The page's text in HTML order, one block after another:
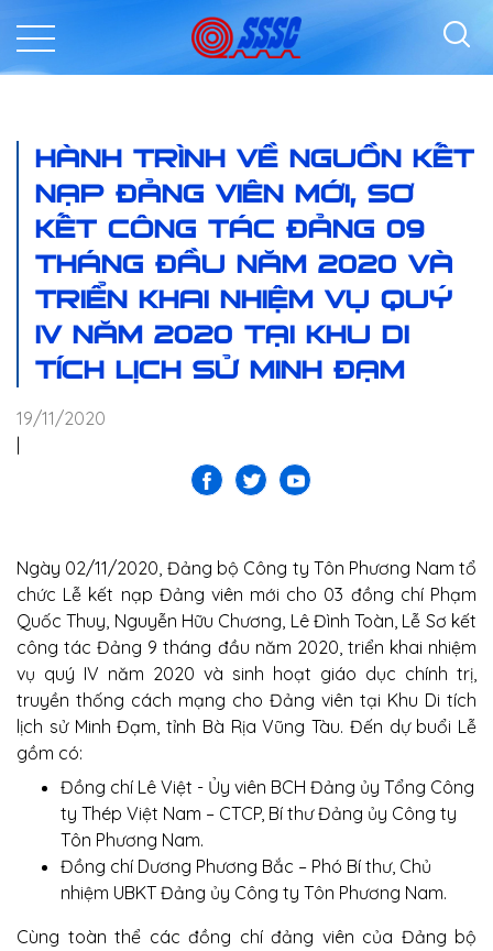
HÀNH TRÌNH VỀ NGUỒN KẾT
NẠP ĐẢNG VIÊN MỚI, SƠ
KẾT CÔNG TÁC ĐẢNG 09
THÁNG ĐẦU NĂM 2020 VÀ
TRIỂN KHAI NHIỆM VỤ QUÝ
IV NĂM 2020 TẠI KHU DI
TÍCH LỊCH SỬ MINH ĐẠM
19/11/2020
Ngày 02/11/2020, Đảng bộ Công ty Tôn Phương Nam tổ
chức Lễ kết nạp Đảng viên mới cho 03 đồng chí Phạm
Quốc Thuy, Nguyễn Hữu Chương, Lê Đình Toàn, Lễ Sơ kết
công tác Đảng 9 tháng đầu năm 2020, triển khai nhiệm
vụ quý IV năm 2020 và sinh hoạt giáo dục chính trị,
truyền thống cách mạng cho Đảng viên tại Khu Di tích
lịch sử Minh Đạm, tỉnh Bà Rịa Vũng Tàu. Đến dự buổi Lễ
gồm có:
Đồng chí Lê Việt - Ủy viên BCH Đảng ủy Tổng Công
ty Thép Việt Nam – CTCP, Bí thư Đảng ủy Công ty
Tôn Phương Nam.
Đồng chí Dương Phương Bắc – Phó Bí thư, Chủ
nhiệm UBKT Đảng ủy Công ty Tôn Phương Nam.
Cùng toàn thể các đồng chí đảng viên của Đảng bộ